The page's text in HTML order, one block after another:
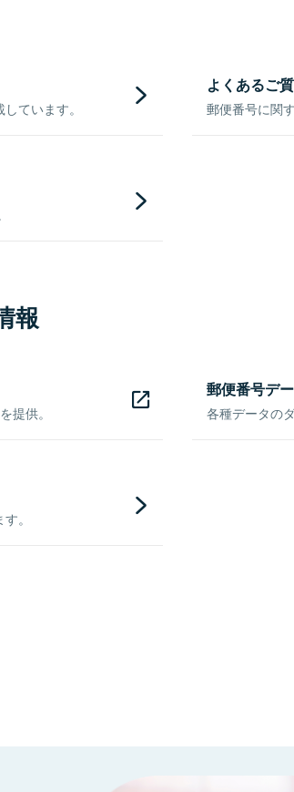
ています。
よくあるご
郵便番号に関
報
提供。
郵便番号デ
各種データの
。